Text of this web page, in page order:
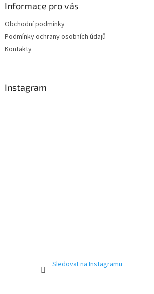
Informace pro vás
Obchodní podmínky
Podmínky ochrany osobních údajů
Kontakty
Instagram
Sledovat na Instagramu